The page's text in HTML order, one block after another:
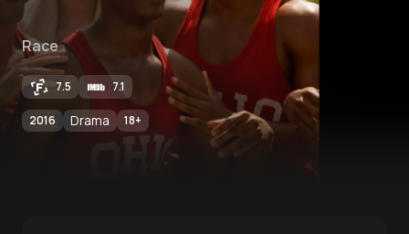
Race
7.5 7.1
2016 Drama 18+